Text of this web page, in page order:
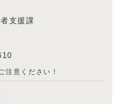
支援課
注意ください！